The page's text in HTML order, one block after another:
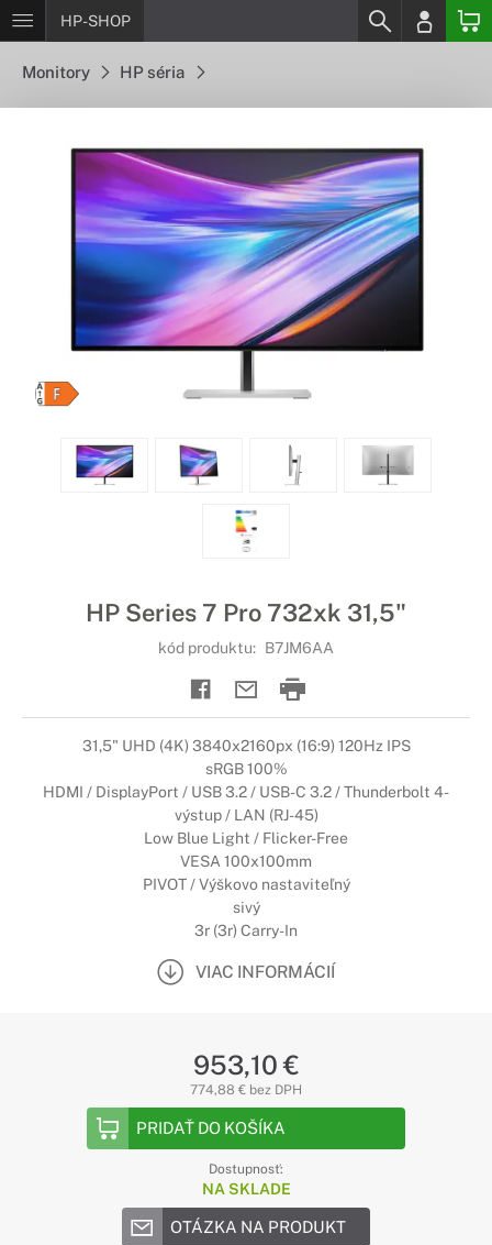
HP-SHOP
Monitory HP séria
HP Series 7 Pro 732xk 31,5"
kód produktu: B7JM6AA
31,5" UHD (4K) 3840x2160px (16:9) 120Hz IPS
sRGB 100%
HDMI / DisplayPort / USB 3.2 / USB-C 3.2 / Thunderbolt 4-
výstup / LAN (RJ-45)
Low Blue Light / Flicker-Free
VESA 100x100mm
PIVOT / Výškovo nastaviteľný
sivý
3r (3r) Carry-In
VIAC INFORMÁCIÍ
953,10 €
774,88 € bez DPH
PRIDAŤ DO KOŠÍKA
Dostupnosť:
NA SKLADE
OTÁZKA NA PRODUKT